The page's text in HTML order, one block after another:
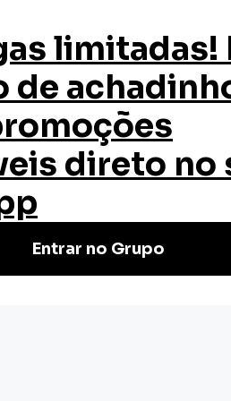
fazer login
Direitos dos Professores
Professores
com o Curso Online
trabalhistas e previdenciárias.
sua carreira!